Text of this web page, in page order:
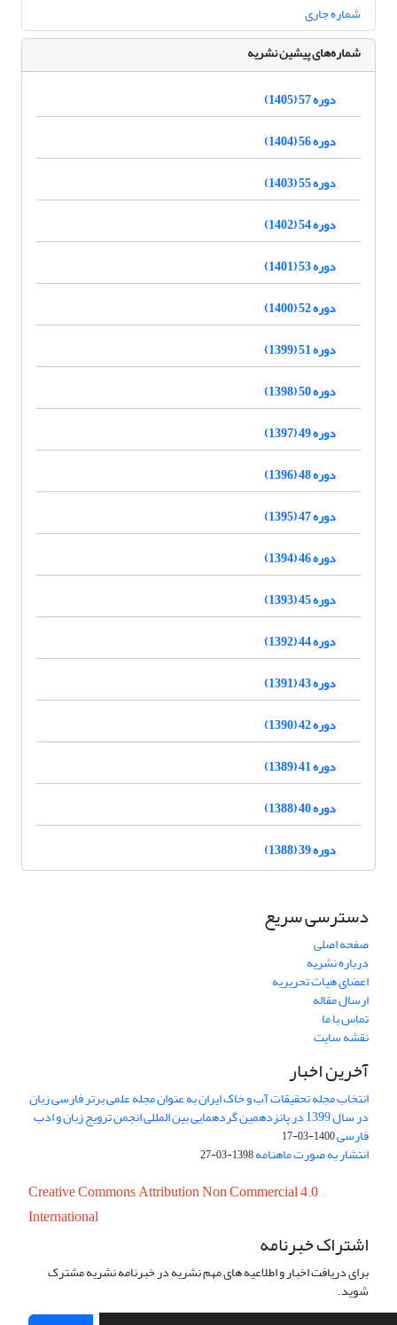
شماره جاری
شماره‌های پیشین نشریه
دوره 57 (1405)
دوره 56 (1404)
دوره 55 (1403)
دوره 54 (1402)
دوره 53 (1401)
دوره 52 (1400)
دوره 51 (1399)
دوره 50 (1398)
دوره 49 (1397)
دوره 48 (1396)
دوره 47 (1395)
دوره 46 (1394)
دوره 45 (1393)
دوره 44 (1392)
دوره 43 (1391)
دوره 42 (1390)
دوره 41 (1389)
دوره 40 (1388)
دوره 39 (1388)
دسترسی سریع
صفحه اصلی
درباره نشریه
اعضای هیات تحریریه
ارسال مقاله
تماس با ما
نقشه سایت
آخرین اخبار
انتخاب مجله تحقیقات آب و خاک ایران به عنوان مجله علمی برتر فارسی زبان
در سال 1399 در پانزدهمین گردهمایی بین المللی انجمن ترویج زبان و ادب
فارسی1400-03-17
انتشار به صورت ماهنامه1398-03-27
Creative Commons Attribution Non Commercial 4.0
International
اشتراک خبرنامه
برای دریافت اخبار و اطلاعیه های مهم نشریه در خبرنامه نشریه مشترک
شوید.